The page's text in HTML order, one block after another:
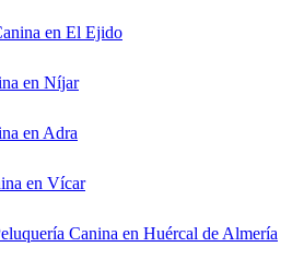
en El Ejido
en Níjar
en Adra
en Vícar
Canina en Huércal de Almería